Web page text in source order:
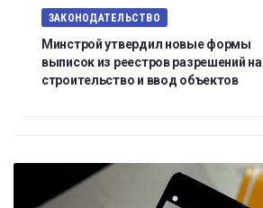
ЗАКОНОДАТЕЛЬСТВО
Минстрой утвердил новые формы
выписок из реестров разрешений на
строительство и ввод объектов